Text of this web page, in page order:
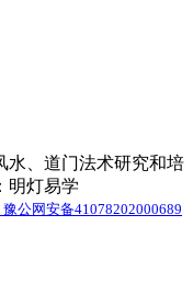
水、道门法术研究和培
明灯易学
豫公网安备41078202000689